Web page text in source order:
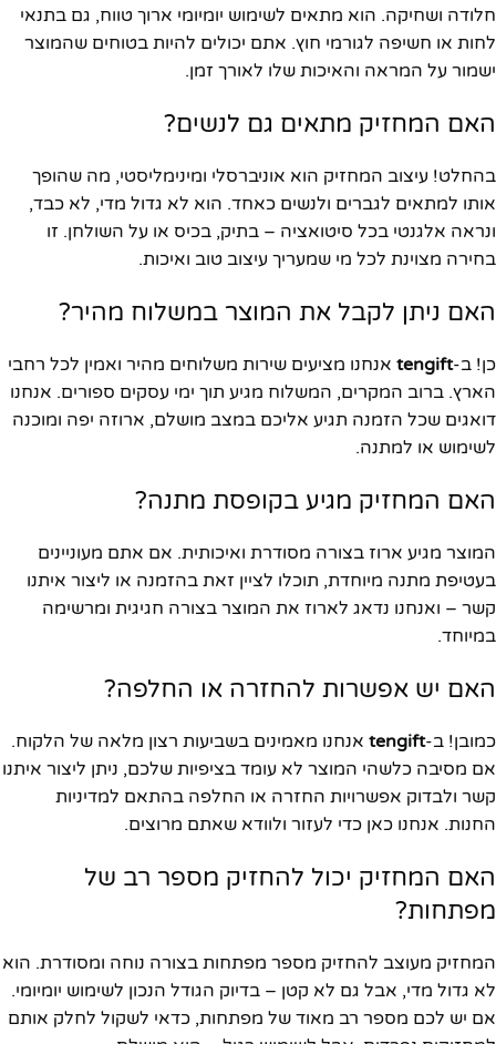
חלודה ושחיקה. הוא מתאים לשימוש יומיומי ארוך טווח, גם בתנאי
לחות או חשיפה לגורמי חוץ. אתם יכולים להיות בטוחים שהמוצר
ישמור על המראה והאיכות שלו לאורך זמן.
האם המחזיק מתאים גם לנשים?
בהחלט! עיצוב המחזיק הוא אוניברסלי ומינימליסטי, מה שהופך
אותו למתאים לגברים ולנשים כאחד. הוא לא גדול מדי, לא כבד,
ונראה אלגנטי בכל סיטואציה – בתיק, בכיס או על השולחן. זו
בחירה מצוינת לכל מי שמעריך עיצוב טוב ואיכות.
האם ניתן לקבל את המוצר במשלוח מהיר?
כן! ב-tengift אנחנו מציעים שירות משלוחים מהיר ואמין לכל רחבי
הארץ. ברוב המקרים, המשלוח מגיע תוך ימי עסקים ספורים. אנחנו
דואגים שכל הזמנה תגיע אליכם במצב מושלם, ארוזה יפה ומוכנה
לשימוש או למתנה.
האם המחזיק מגיע בקופסת מתנה?
המוצר מגיע ארוז בצורה מסודרת ואיכותית. אם אתם מעוניינים
בעטיפת מתנה מיוחדת, תוכלו לציין זאת בהזמנה או ליצור איתנו
קשר – ואנחנו נדאג לארוז את המוצר בצורה חגיגית ומרשימה
במיוחד.
האם יש אפשרות להחזרה או החלפה?
כמובן! ב-tengift אנחנו מאמינים בשביעות רצון מלאה של הלקוח.
אם מסיבה כלשהי המוצר לא עומד בציפיות שלכם, ניתן ליצור איתנו
קשר ולבדוק אפשרויות החזרה או החלפה בהתאם למדיניות
החנות. אנחנו כאן כדי לעזור ולוודא שאתם מרוצים.
האם המחזיק יכול להחזיק מספר רב של
מפתחות?
המחזיק מעוצב להחזיק מספר מפתחות בצורה נוחה ומסודרת. הוא
לא גדול מדי, אבל גם לא קטן – בדיוק הגודל הנכון לשימוש יומיומי.
אם יש לכם מספר רב מאוד של מפתחות, כדאי לשקול לחלק אותם